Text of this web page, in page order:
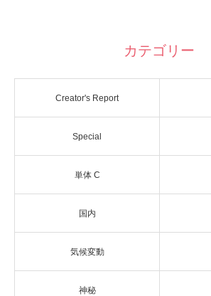
カテゴリー
Creator's Report
Special
単体 C
国内
気候変動
神秘